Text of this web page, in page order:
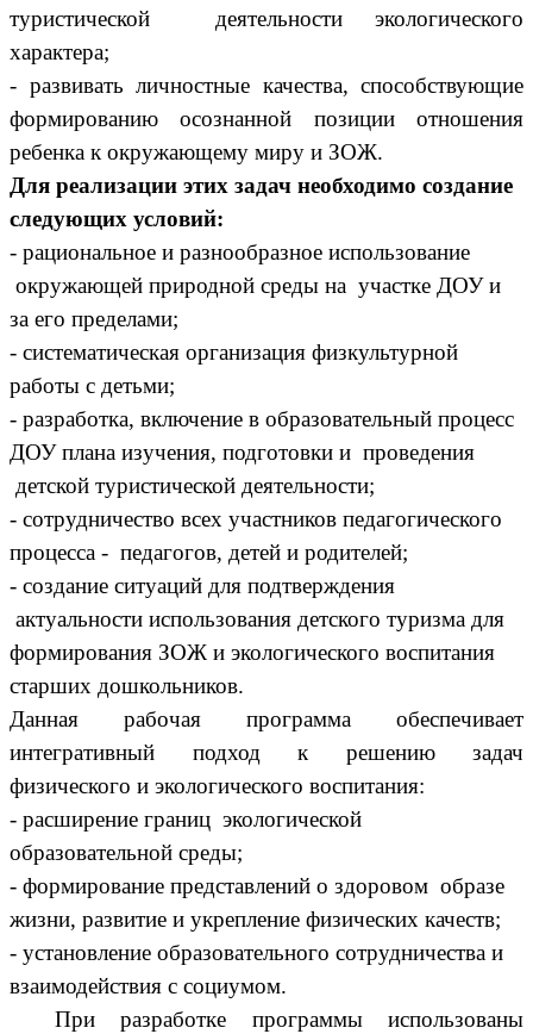
туристической деятельности экологического
характера;
- развивать личностные качества, способствующие
формированию осознанной позиции отношения
ребенка к окружающему миру и ЗОЖ.
Для реализации этих задач необходимо создание
следующих условий:
- рациональное и разнообразное использование
окружающей природной среды на участке ДОУ и
за его пределами;
- систематическая организация физкультурной
работы с детьми;
- разработка, включение в образовательный процесс
ДОУ плана изучения, подготовки и проведения
детской туристической деятельности;
- сотрудничество всех участников педагогического
процесса - педагогов, детей и родителей;
- создание ситуаций для подтверждения
актуальности использования детского туризма для
формирования ЗОЖ и экологического воспитания
старших дошкольников.
Данная рабочая программа обеспечивает
интегративный подход к решению задач
физического и экологического воспитания:
- расширение границ экологической
образовательной среды;
- формирование представлений о здоровом образе
жизни, развитие и укрепление физических качеств;
- установление образовательного сотрудничества и
взаимодействия с социумом.
При разработке программы использованы